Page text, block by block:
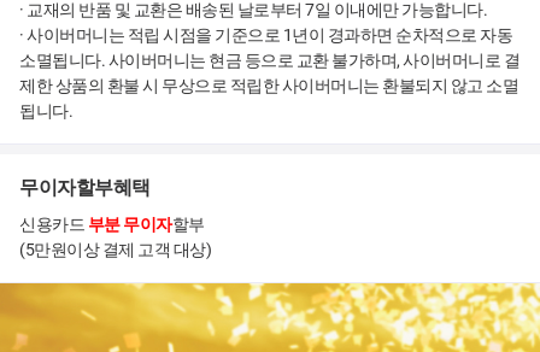
· 교재의 반품 및 교환은 배송된 날로부터 7일 이내에만 가능합니다.
· 사이버머니는 적립 시점을 기준으로 1년이 경과하면 순차적으로 자동
소멸됩니다. 사이버머니는 현금 등으로 교환 불가하며, 사이버머니로 결
제한 상품의 환불 시 무상으로 적립한 사이버머니는 환불되지 않고 소멸
됩니다.
무이자할부혜택
신용카드 부분 무이자할부
(5만원이상 결제 고객 대상)